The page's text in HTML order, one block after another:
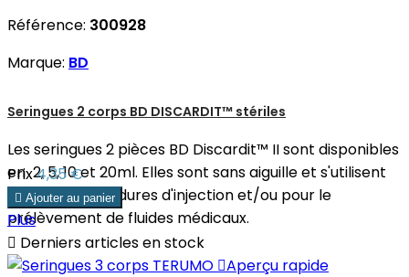
Référence: 300928
Marque: BD
Seringues 2 corps BD DISCARDIT™ stériles
Les seringues 2 pièces BD Discardit™ II sont disponibles
en 2, 5, 10 et 20ml. Elles sont sans aiguille et s'utilisent
pour des procédures d'injection et/ou pour le
prélèvement de fluides médicaux.
Prix4,35 €
 Ajouter au panier
Plus
 Derniers articles en stock
Aperçu rapide